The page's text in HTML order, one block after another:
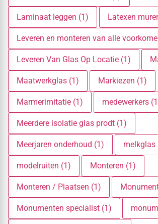
Laminaat leggen (1) Latexen
Leveren en monteren van alle
Leveren Van Glas Op Locatie (1)
Maatwerkglas (1) Markiezen (1)
Marmerimitatie (1) medewerkers
Meerdere isolatie glas prodt (1)
Meerjaren onderhoud (1) melkglas
modelruiten (1) Monteren (1)
Monteren / Plaatsen (1)
Monumenten specialist (1)